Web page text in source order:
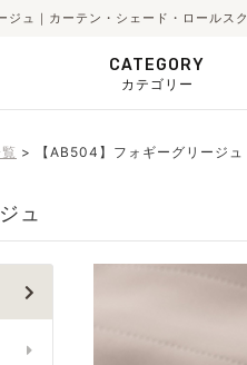
ュ｜カーテン・シェード・ロールス
CATEGORY
カテゴリー
【AB504】フォギーグリージュ
ュ